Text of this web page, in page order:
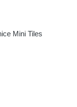
Mini Tiles